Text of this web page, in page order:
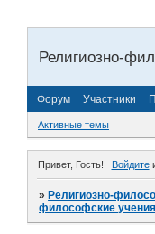
Религиозно-
Форум Участники
Активные темы
Привет, Гость! Войдите
»Религиозно-
философские учения